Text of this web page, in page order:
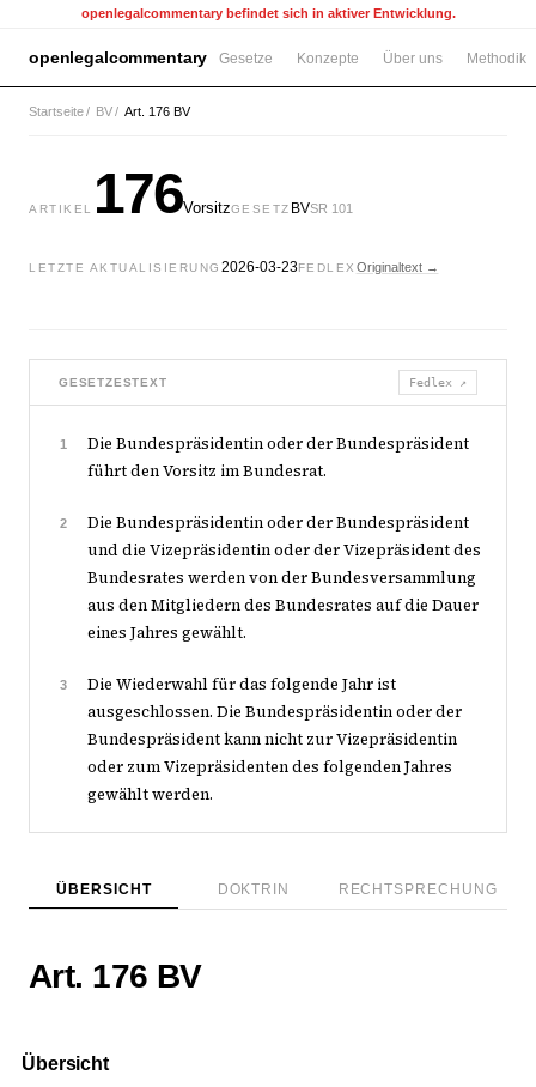
openlegalcommentary befindet sich in aktiver Entwicklung.
openlegalcommentary Gesetze Konzepte Über uns Methodik
Startseite/ BV/ Art. 176 BV
ARTIKEL 176VorsitzGESETZ BVSR 101
LETZTE AKTUALISIERUNG 2026-03-23FEDLEX Originaltext →
GESETZESTEXT Fedlex ↗
1
Die Bundespräsidentin oder der Bundespräsident
führt den Vorsitz im Bundesrat.
2
Die Bundespräsidentin oder der Bundespräsident
und die Vizepräsidentin oder der Vizepräsident des
Bundesrates werden von der Bundesversammlung
aus den Mitgliedern des Bundesrates auf die Dauer
eines Jahres gewählt.
3
Die Wiederwahl für das folgende Jahr ist
ausgeschlossen. Die Bundespräsidentin oder der
Bundespräsident kann nicht zur Vizepräsidentin
oder zum Vizepräsidenten des folgenden Jahres
gewählt werden.
ÜBERSICHT DOKTRIN RECHTSPRECHUNG
Art. 176 BV
Übersicht